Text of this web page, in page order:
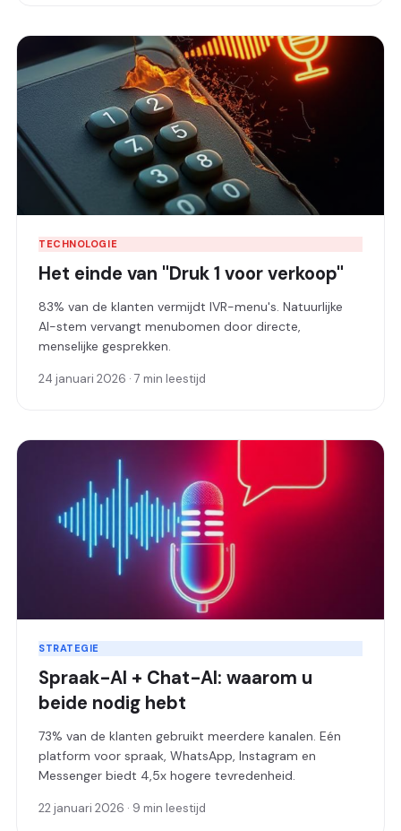
TECHNOLOGIE
Het einde van "Druk 1 voor verkoop"
83% van de klanten vermijdt IVR-menu's. Natuurlijke
AI-stem vervangt menubomen door directe,
menselijke gesprekken.
24 januari 2026 · 7 min leestijd
STRATEGIE
Spraak-AI + Chat-AI: waarom u
beide nodig hebt
73% van de klanten gebruikt meerdere kanalen. Eén
platform voor spraak, WhatsApp, Instagram en
Messenger biedt 4,5x hogere tevredenheid.
22 januari 2026 · 9 min leestijd